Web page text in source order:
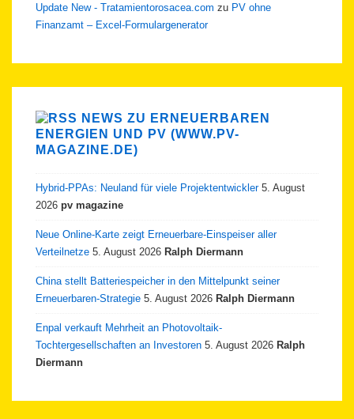
Update New - Tratamientorosacea.com zu PV ohne
Finanzamt – Excel-Formulargenerator
NEWS ZU ERNEUERBAREN
ENERGIEN UND PV (WWW.PV-
MAGAZINE.DE)
Hybrid-PPAs: Neuland für viele Projektentwickler 5. August
2026 pv magazine
Neue Online-Karte zeigt Erneuerbare-Einspeiser aller
Verteilnetze 5. August 2026 Ralph Diermann
China stellt Batteriespeicher in den Mittelpunkt seiner
Erneuerbaren-Strategie 5. August 2026 Ralph Diermann
Enpal verkauft Mehrheit an Photovoltaik-
Tochtergesellschaften an Investoren 5. August 2026 Ralph
Diermann